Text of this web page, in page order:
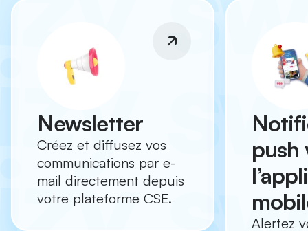
Newsletter
Créez et diffusez vos
communications par e-
mail directement depuis
votre plateforme CSE.
push
Alertez